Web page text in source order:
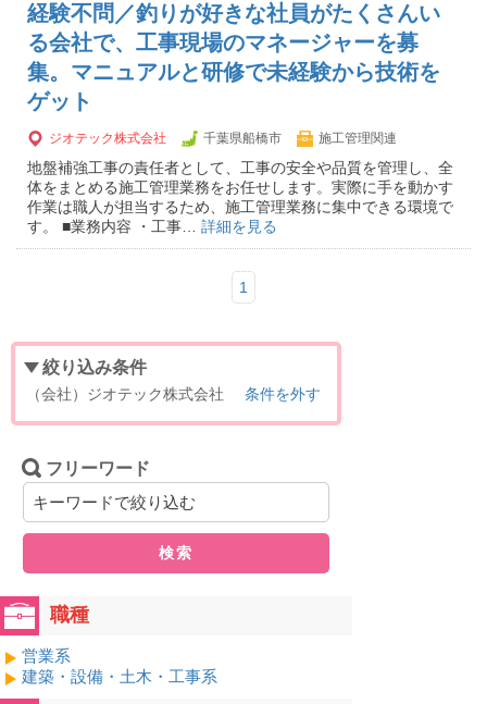
経験不問／釣りが好きな社員がたくさんい
る会社で、工事現場のマネージャーを募
集。マニュアルと研修で未経験から技術を
ゲット
ジオテック株式会社 千葉県船橋市 施工管理関連
地盤補強工事の責任者として、工事の安全や品質を管理し、全
体をまとめる施工管理業務をお任せします。実際に手を動かす
作業は職人が担当するため、施工管理業務に集中できる環境で
す。 ■業務内容 ・工事… 詳細を見る
1
絞り込み条件
（会社）ジオテック株式会社 条件を外す
フリーワード
検索
職種
営業系
建築・設備・土木・工事系